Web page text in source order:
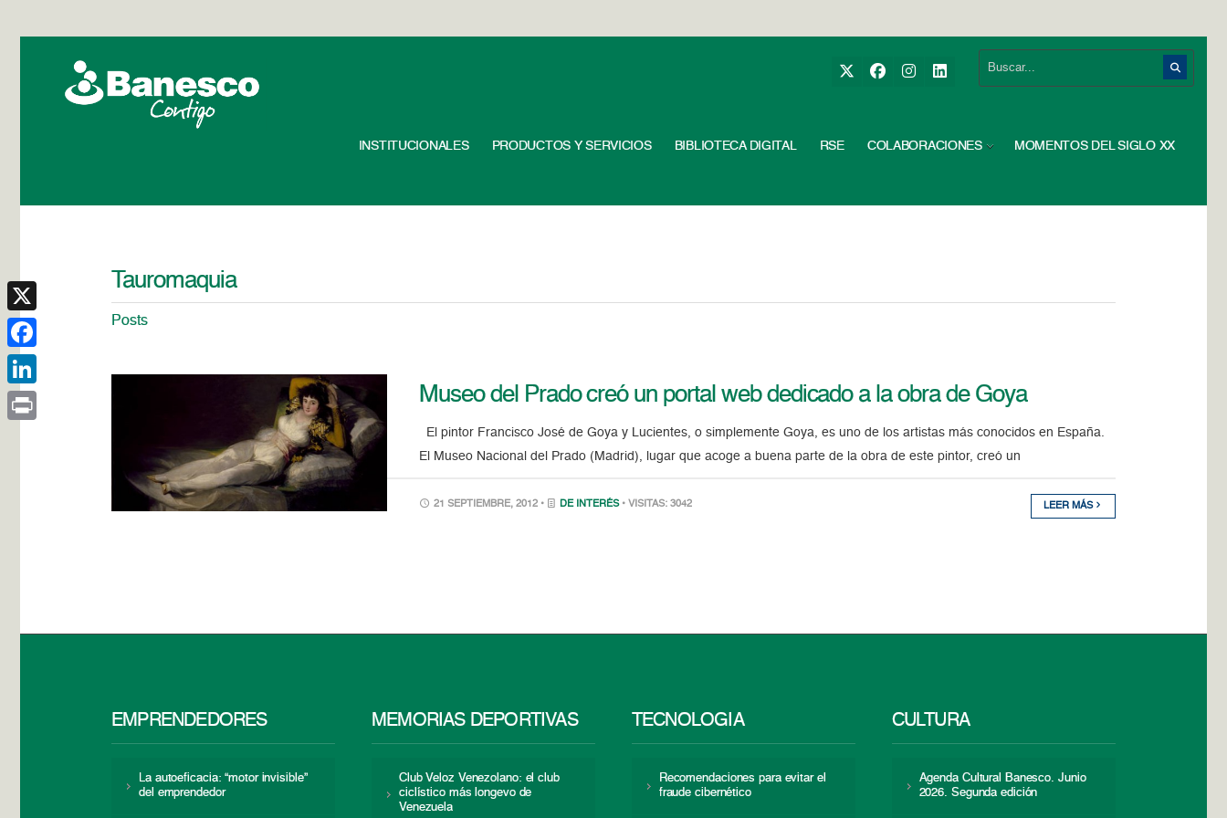
INSTITUCIONALES PRODUCTOS Y SERVICIOS BIBLIOTECA DIGITAL RSE COLABORACIONES MOMENTOS DEL SIGLO XX
Tauromaquia
Posts
Museo del Prado creó un portal web dedicado a la obra de Goya
El pintor Francisco José de Goya y Lucientes, o simplemente Goya, es uno de los artistas más conocidos en España.
El Museo Nacional del Prado (Madrid), lugar que acoge a buena parte de la obra de este pintor, creó un
21 SEPTIEMBRE, 2012 • DE INTERÉS • VISITAS: 3042 LEER MÁS
EMPRENDEDORES
La autoeficacia: “motor invisible”
del emprendedor
MEMORIAS DEPORTIVAS
Club Veloz Venezolano: el club
ciclístico más longevo de
Venezuela
TECNOLOGÍA
Recomendaciones para evitar el
fraude cibernético
CULTURA
Agenda Cultural Banesco. Junio
2026. Segunda edición
X
Facebook
LinkedIn